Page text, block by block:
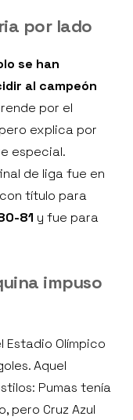
por lado
se han
al campeón
por el
explica por
especial.
de liga fue en
título para
81 y fue para
impuso
Estadio Olímpico
Aquel
Pumas tenía
pero Cruz Azul